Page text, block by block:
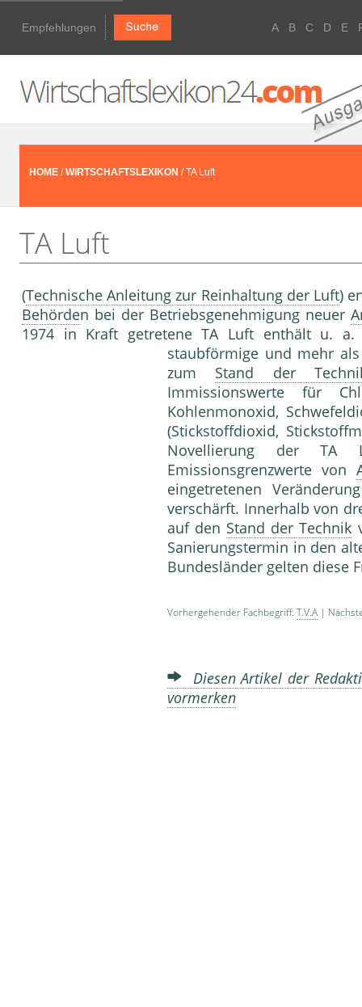
Empfehlungen A B C D E
HOME /WIRTSCHAFTSLEXIKON / TA Luft
TA Luft
(Technische Anleitung zur Reinhaltung der Luft)
Behörden bei der Betriebsgenehmigung neuer
1974 in Kraft getretene TA Luft enthält u. a.
staubförmige und mehr
zum Stand der
Immissionswerte für
Kohlenmonoxid,
(Stickstoffdioxid,
Novellierung der TA
Emissionsgrenzwerte von
eingetretenen
verschärft. Innerhalb von
auf den Stand der Technik
Sanierungstermin in den
Bundesländer gelten diese
Vorhergehender Fachbegriff: T.V.A |
Diesen Artikel der
vormerken